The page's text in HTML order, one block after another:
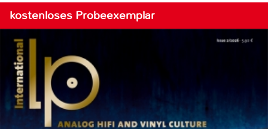
kostenloses Probeexemplar